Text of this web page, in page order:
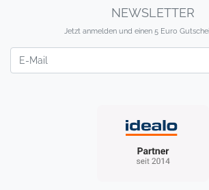
NEWSLETTER
Jetzt anmelden und einen 5 Euro